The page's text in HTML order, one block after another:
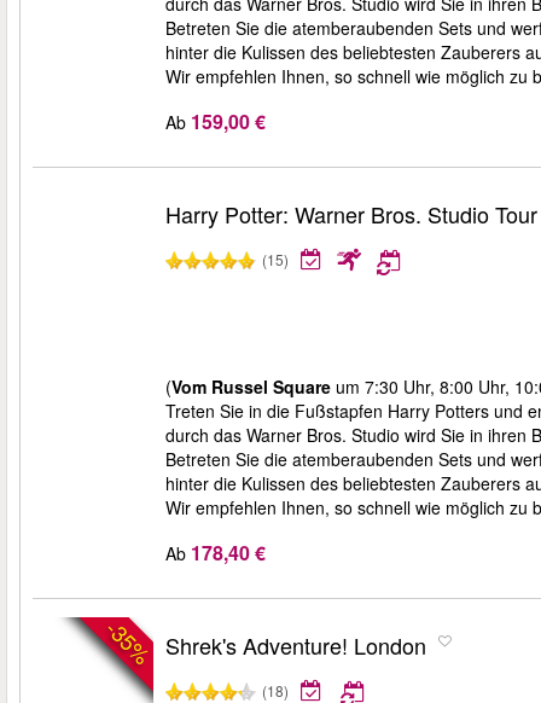
Betreten Sie die atemberaubenden Sets und
hinter die Kulissen des beliebtesten Zauberers
Wir empfehlen Ihnen, so schnell wie möglich zu
Ab 159,00 €
Harry Potter: Warner Bros. Studio
(15)
(Vom Russel Square um 7:30 Uhr, 8:00 Uhr,
Treten Sie in die Fußstapfen Harry Potters und
durch das Warner Bros. Studio wird Sie in ihren
Betreten Sie die atemberaubenden Sets und
hinter die Kulissen des beliebtesten Zauberers
Wir empfehlen Ihnen, so schnell wie möglich zu
Ab 178,40 €
-35% Shrek's Adventure! London
(18)